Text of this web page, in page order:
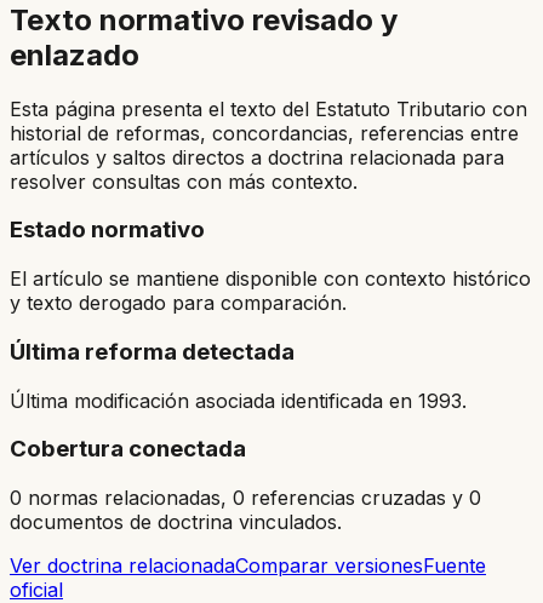
Texto normativo revisado y
enlazado
Esta página presenta el texto del Estatuto Tributario con
historial de reformas, concordancias, referencias entre
artículos y saltos directos a doctrina relacionada para
resolver consultas con más contexto.
Estado normativo
El artículo se mantiene disponible con contexto histórico
y texto derogado para comparación.
Última reforma detectada
Última modificación asociada identificada en 1993.
Cobertura conectada
0 normas relacionadas, 0 referencias cruzadas y 0
documentos de doctrina vinculados.
Ver doctrina relacionadaComparar versionesFuente
oficial